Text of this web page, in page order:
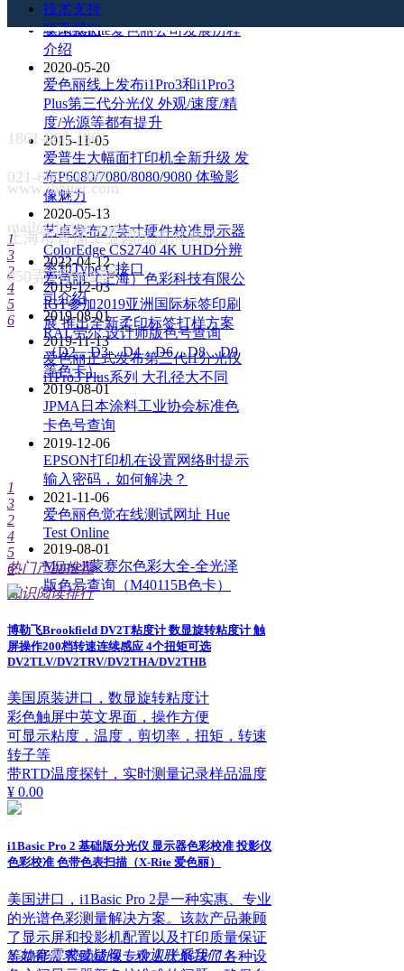
2019-01-01
美国X-Rite爱色丽公司发展历程
介绍
2020-05-20
爱色丽线上发布i1Pro3和i1Pro3
Plus第三代分光仪 外观/速度/精
度/光源等都有提升
2015-11-05
爱普生大幅面打印机全新升级 发
布P6080/7080/8080/9080 体验影
像魅力
2020-05-13
艺卓发布27英寸硬件校准显示器
ColorEdge CS2740 4K UHD分辨
率和Type-C接口
2019-12-03
IGT参加2019亚洲国际标签印刷
展 推出全新柔印标签打样方案
2019-11-13
爱色丽正式发布第三代i1分光仪
i1Pro3 Plus系列 大孔径大不同
1
3
2
4
5
6
2022-04-12
爱色丽（上海）色彩科技有限公
司介绍
2019-08-01
RAL劳尔 设计师版色号查询
（D2，D3，D4，D6，D8，D9
等色卡）
2019-08-01
JPMA日本涂料工业协会标准色
卡色号查询
2019-12-06
EPSON打印机在设置网络时提示
输入密码，如何解决？
2021-11-06
爱色丽色觉在线测试网址 Hue
Test Online
2019-08-01
Munsell蒙赛尔色彩大全-全光泽
版色号查询（M40115B色卡）
1
3
2
4
5
6
知识阅读排行
热门产品推荐
博勒飞Brookfield DV2T粘度计 数显旋转粘度计 触
屏操作200档转速连续感应 4个扭矩可选
DV2TLV/DV2TRV/DV2THA/DV2THB
美国原装进口，数显旋转粘度计
彩色触屏中英文界面，操作方便
可显示粘度，温度，剪切率，扭矩，转速
转子等
带RTD温度探针，实时测量记录样品温度
¥ 0.00
i1Basic Pro 2 基础版分光仪 显示器色彩校准 投影仪
色彩校准 色带色表扫描（X-Rite 爱色丽）
美国进口，i1Basic Pro 2是一种实惠、专业
的光谱色彩测量解决方案。该款产品兼顾
了显示屏和投影机配置以及打印质量保证
等功能，帮助成像专业人士解决了各种设
ꁱ 如有需求或疑问，欢迎联系我们！
技术支持
联系我们
1861-666-1861
021-6045-1456
www.ibetter.com
mail@ibetter.com
上海市青浦工业园区清河湾路
850弄2号402室